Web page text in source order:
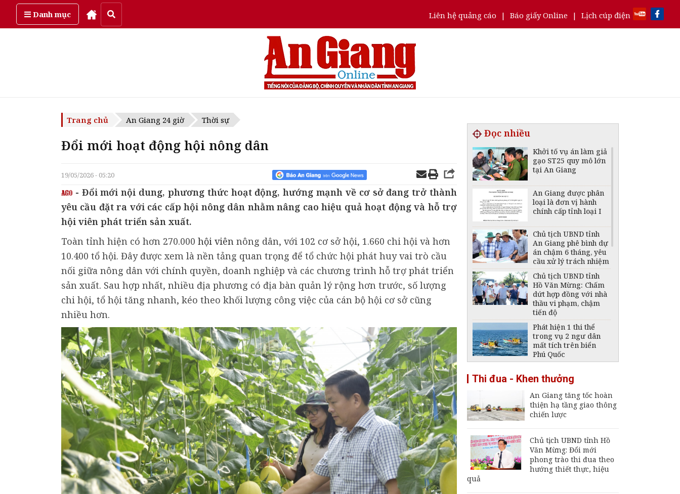
Danh mục Liên hệ quảng cáo | Báo giấy Online | Lịch cúp điện
Chủ Nhật, ngày 9/08/2026
Trang chủ An Giang 24 giờ Thời sự
Đổi mới hoạt động hội nông dân
19/05/2026 - 05:20
- Đổi mới nội dung, phương thức hoạt động, hướng mạnh về cơ sở đang trở thành
yêu cầu đặt ra với các cấp hội nông dân nhằm nâng cao hiệu quả hoạt động và hỗ trợ
hội viên phát triển sản xuất.
Toàn tỉnh hiện có hơn 270.000 hội viên nông dân, với 102 cơ sở hội, 1.660 chi hội và hơn
10.400 tổ hội. Đây được xem là nền tảng quan trọng để tổ chức hội phát huy vai trò cầu
nối giữa nông dân với chính quyền, doanh nghiệp và các chương trình hỗ trợ phát triển
sản xuất. Sau hợp nhất, nhiều địa phương có địa bàn quản lý rộng hơn trước, số lượng
chi hội, tổ hội tăng nhanh, kéo theo khối lượng công việc của cán bộ hội cơ sở cũng
nhiều hơn.
Đọc nhiều
Khởi tố vụ án làm giả
gạo ST25 quy mô lớn
tại An Giang
An Giang được phân
loại là đơn vị hành
chính cấp tỉnh loại I
Chủ tịch UBND tỉnh
An Giang phê bình dự
án chậm 6 tháng, yêu
cầu xử lý trách nhiệm
Chủ tịch UBND tỉnh
Hồ Văn Mừng: Chấm
dứt hợp đồng với nhà
thầu vi phạm, chậm
tiến độ
Phát hiện 1 thi thể
trong vụ 2 ngư dân
mất tích trên biển
Phú Quốc
giảm mức cung cấp
điện trên địa bàn tỉnh
An Giang ngày 6 -
7/8/2026
Đại tá Nguyễn Việt
Chính ủy Bộ Chỉ huy
Quân sự tỉnh An
Giang
Thường trực UBND
Thi đua - Khen thưởng
An Giang tăng tốc hoàn
thiện hạ tầng giao thông
chiến lược
Chủ tịch UBND tỉnh Hồ
Văn Mừng: Đổi mới
phong trào thi đua theo
hướng thiết thực, hiệu
quả